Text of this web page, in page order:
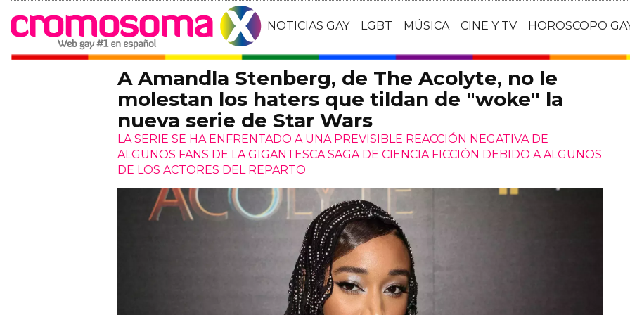
NOTICIAS GAY LGBT MÚSICA CINE Y TV HOROSCOPO
A Amandla Stenberg, de The Acolyte, no le
molestan los haters que tildan de "woke" la
nueva serie de Star Wars
LA SERIE SE HA ENFRENTADO A UNA PREVISIBLE REACCIÓN NEGATIVA DE
ALGUNOS FANS DE LA GIGANTESCA SAGA DE CIENCIA FICCIÓN DEBIDO A ALGUNOS
DE LOS ACTORES DEL REPARTO